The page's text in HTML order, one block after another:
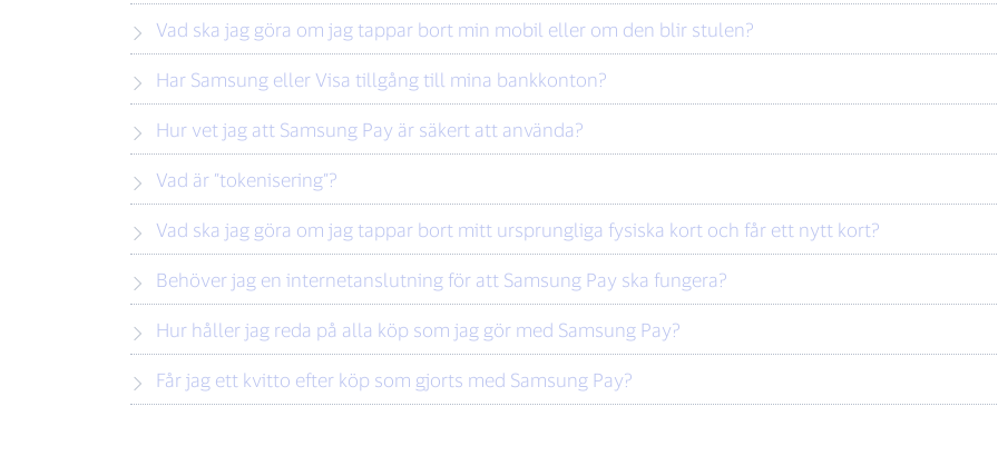
Vad ska jag göra om jag tappar bort min mobil eller om den blir stulen?
Har Samsung eller Visa tillgång till mina bankkonton?
Hur vet jag att Samsung Pay är säkert att använda?
Vad är ”tokenisering”?
Vad ska jag göra om jag tappar bort mitt ursprungliga fysiska kort och får ett nytt kort?
Behöver jag en internetanslutning för att Samsung Pay ska fungera?
Hur håller jag reda på alla köp som jag gör med Samsung Pay?
Får jag ett kvitto efter köp som gjorts med Samsung Pay?